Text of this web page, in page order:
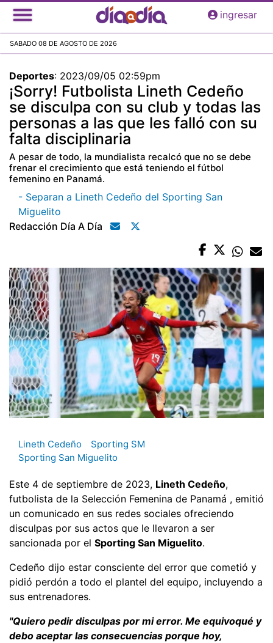
Pasar
al
principal
ingresar
SABADO 08 DE AGOSTO DE 2026
Deportes: 2023/09/05 02:59pm
¡Sorry! Futbolista Lineth Cedeño
se disculpa con su club y todas las
personas a las que les falló con su
falta disciplinaria
A pesar de todo, la mundialista recalcó que no se debe
frenar el crecimiento que está teniendo el fútbol
femenino en Panamá.
- Separan a Lineth Cedeño del Sporting San
Miguelito
Redacción Día A Día
Lineth Cedeño
Sporting SM
Sporting San Miguelito
Este 4 de septiembre de 2023, Lineth Cedeño,
futbolista de la Selección Femenina de Panamá , emitió
un comunicado en sus redes sociales ofreciendo
disculpas por sus actos que le llevaron a ser
sancionada por el Sporting San Miguelito.
Cedeño dijo estar consciente del error que cometió y
pidió perdón a todo el plantel del equipo, incluyendo a
sus entrenadores.
"Quiero pedir disculpas por mi error. Me equivoqué y
debo aceptar las consecuencias porque hoy,